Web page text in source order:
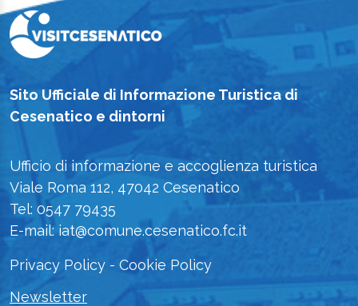
Sito Ufficiale di Informazione Turistica di
Cesenatico e dintorni
Ufficio di informazione e accoglienza turistica
Viale Roma 112, 47042 Cesenatico
Tel: 0547 79435
E-mail: iat@comune.cesenatico.fc.it
Privacy Policy - Cookie Policy
Newsletter